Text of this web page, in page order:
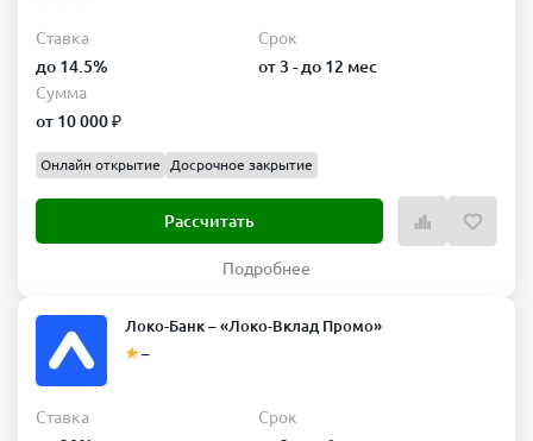
Ставка
до 14.5%
Срок
от 3 - до 12 мес
Сумма
от 10 000 ₽
Онлайн открытие Досрочное закрытие
Рассчитать
Подробнее
Локо-Банк – «Локо-Вклад Промо»
–
Ставка
Срок